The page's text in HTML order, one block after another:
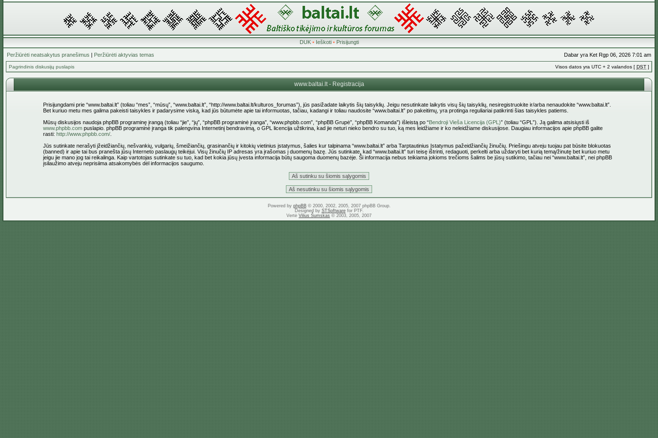
DUK• Ieškoti• Prisijungti
Peržiūrėti neatsakytus pranešimus | Peržiūrėti aktyvias temas Dabar yra Ket Rgp 06, 2026 7:01 am
Pagrindinis diskusijų puslapis Visos datos yra UTC + 2 valandos [ DST ]
www.baltai.lt - Registracija
Prisijungdami prie “www.baltai.lt” (toliau “mes”, “mūsų”, “www.baltai.lt”, “http://www.baltai.lt/kulturos_forumas”), jūs pasižadate laikytis šių taisyklių. Jeigu nesutinkate laikytis visų šių taisyklių, nesiregistruokite ir/arba nenaudokite “www.baltai.lt”.
Bet kuriuo metu mes galima pakeisti taisykles ir padarysime viską, kad jūs būtumėte apie tai informuotas, tačiau, kadangi ir toliau naudosite “www.baltai.lt” po pakeitimų, yra protinga reguliariai patikrinti šias taisykles patiems.
Mūsų diskusijos naudoja phpBB programinę įrangą (toliau “jie”, “jų”, “phpBB programinė įranga”, “www.phpbb.com”, “phpBB Grupė”, “phpBB Komanda”) išleistą po “Bendroji Vieša Licencija (GPL)” (toliau “GPL”). Ją galima atsisiųsti iš
www.phpbb.compuslapio. phpBB programinė įranga tik palengvina Internetinį bendravimą, o GPL licencija užtikrina, kad jie neturi nieko bendro su tuo, ką mes leidžiame ir ko neleidžiame diskusijose. Daugiau informacijos apie phpBB galite
rasti: http://www.phpbb.com/.
Jūs sutinkate nerašyti įžeidžiančių, nešvankių, vulgarių, šmeižiančių, grasinančių ir kitokių vietinius įstatymus, šalies kur talpinama “www.baltai.lt” arba Tarptautinius Įstatymus pažeidžiančių žinučių. Priešingu atveju tuojau pat būsite blokuotas
(banned) ir apie tai bus pranešta jūsų Interneto paslaugų teikėjui. Visų žinučių IP adresas yra įrašomas į duomenų bazę. Jūs sutinkate, kad “www.baltai.lt” turi teisę ištrinti, redaguoti, perkelti arba uždaryti bet kurią temą/žinutę bet kuriuo metu
jeigu jie mano jog tai reikalinga. Kaip vartotojas sutinkate su tuo, kad bet kokia jūsų įvesta informacija būtų saugoma duomenų bazėje. Ši informacija nebus teikiama jokioms trečioms šalims be jūsų sutikimo, tačiau nei “www.baltai.lt”, nei phpBB
įsilaužimo atveju neprisiima atsakomybės dėl informacijos saugumo.
Powered by phpBB© 2000, 2002, 2005, 2007 phpBB Group.
Designed by STSoftwarefor PTF.
Vertė Vilius Šumskas © 2003, 2005, 2007